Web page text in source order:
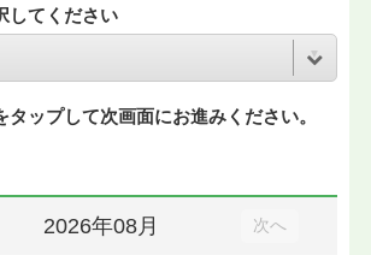
してください
タップして次画面にお進みください。
2026年08月 次へ